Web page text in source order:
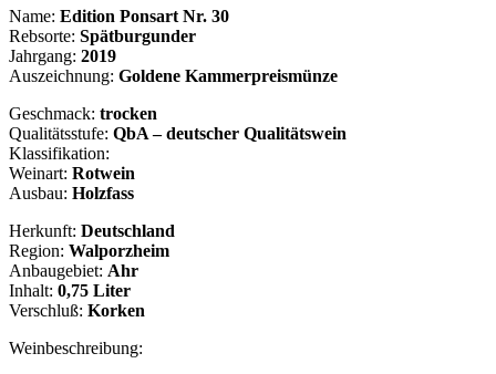
Name: Edition Ponsart Nr. 30
Rebsorte: Spätburgunder
Jahrgang: 2019
Auszeichnung: Goldene Kammerpreismünze
Geschmack: trocken
Qualitätsstufe: QbA – deutscher Qualitätswein
Klassifikation:
Weinart: Rotwein
Ausbau: Holzfass
Herkunft: Deutschland
Region: Walporzheim
Anbaugebiet: Ahr
Inhalt: 0,75 Liter
Verschluß: Korken
Weinbeschreibung: